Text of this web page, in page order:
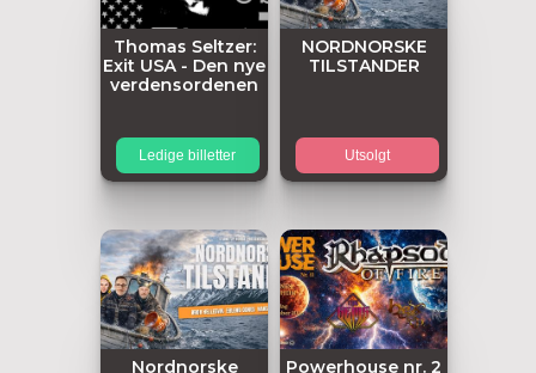
Thomas Seltzer:
Exit USA - Den nye
verdensordenen
Ledige billetter
NORDNORSKE
TILSTANDER
Utsolgt
Nordnorske
Powerhouse nr. 2